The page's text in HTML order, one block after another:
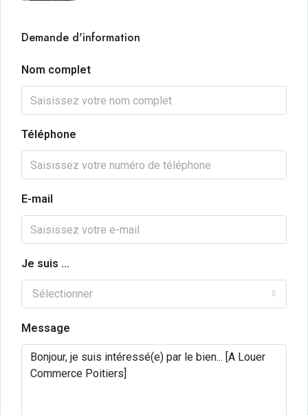
Demande d'information
Nom complet
Téléphone
E-mail
Je suis ...
Sélectionner
Message